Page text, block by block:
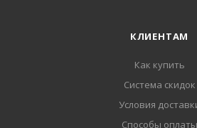
КЛИЕНТАМ
Как купить
Система скидок
Условия
Способы оплаты